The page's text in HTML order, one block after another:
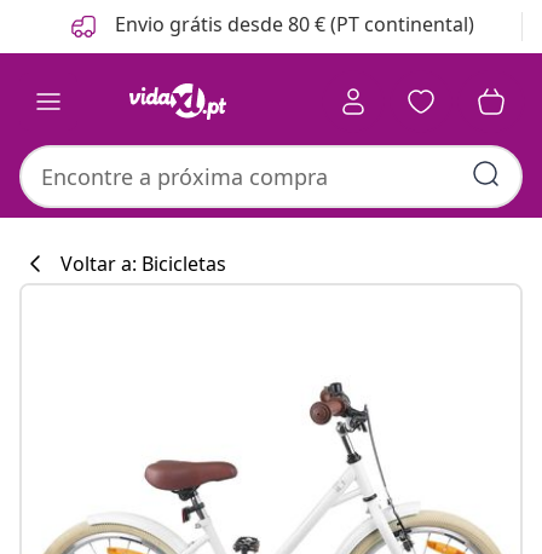
Anterior
Seguinte Envio grátis desde 80 € (PT continental)
Voltar a: Bicicletas